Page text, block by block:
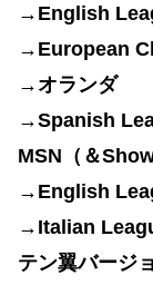
→English
→European
→オランダ
→Spanish
MSN（＆
→English
→Italian
テン翼バージ